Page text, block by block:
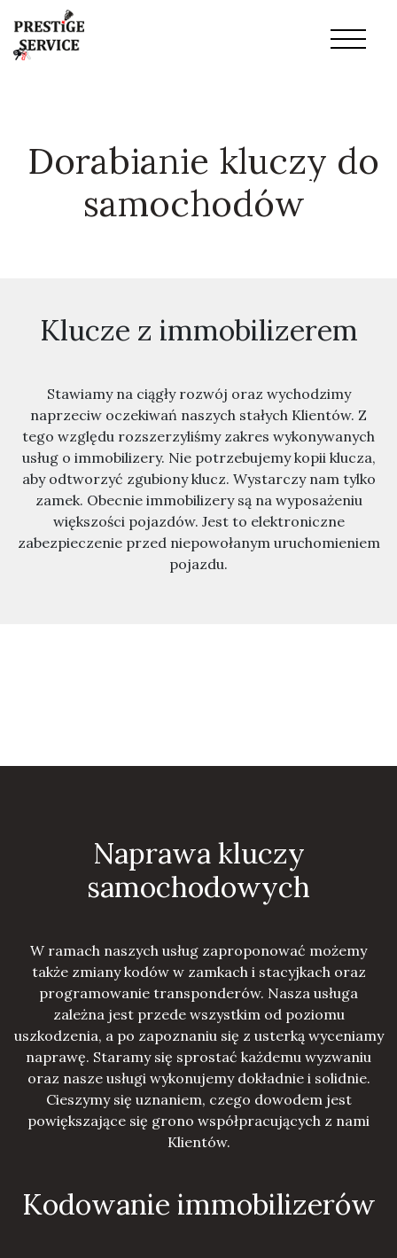
Dorabianie kluczy do
samochodów
Klucze z immobilizerem
Stawiamy na ciągły rozwój oraz wychodzimy
naprzeciw oczekiwań naszych stałych Klientów. Z
tego względu rozszerzyliśmy zakres wykonywanych
usług o immobilizery. Nie potrzebujemy kopii klucza,
aby odtworzyć zgubiony klucz. Wystarczy nam tylko
zamek. Obecnie immobilizery są na wyposażeniu
większości pojazdów. Jest to elektroniczne
zabezpieczenie przed niepowołanym uruchomieniem
pojazdu.
Naprawa kluczy
samochodowych
W ramach naszych usług zaproponować możemy
także zmiany kodów w zamkach i stacyjkach oraz
programowanie transponderów. Nasza usługa
zależna jest przede wszystkim od poziomu
uszkodzenia, a po zapoznaniu się z usterką wyceniamy
naprawę. Staramy się sprostać każdemu wyzwaniu
oraz nasze usługi wykonujemy dokładnie i solidnie.
Cieszymy się uznaniem, czego dowodem jest
powiększające się grono współpracujących z nami
Klientów.
Kodowanie immobilizerów